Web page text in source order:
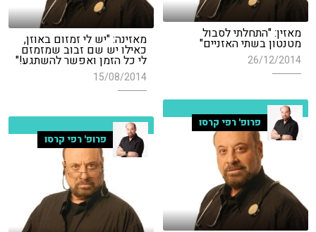
מאזין: "התחלתי לסבול
מטנטון בשתי האזניים"
26/12/2014
מאזינה: "יש לי זמזום באוזן,
כאילו יש שם זבוב שמזמזם
לי כל הזמן ואפשר להשתגע!"
15/08/2014
פרופ' רפי קרסו
פרופ' רפי קרסו